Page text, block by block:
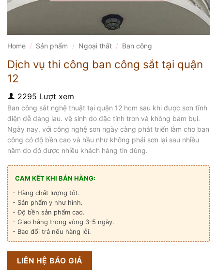
Home / Sản phẩm / Ngoại thất / Ban công
Dịch vụ thi công ban công sắt tại quận
12
2295 Lượt xem
Ban công sắt nghệ thuật tại quận 12 hcm sau khi được sơn tĩnh
điện dễ dàng lau. vệ sinh do đặc tính trơn và không bám bụi.
Ngày nay, với công nghệ sơn ngày càng phát triển làm cho ban
công có độ bền cao và hầu như không phải sơn lại sau nhiều
năm do đó được nhiều khách hàng tin dùng.
CAM KẾT KHI BÁN HÀNG:
- Hàng chất lượng tốt.
- Sản phẩm y như hình.
- Độ bền sản phẩm cao.
- Giao hàng trong vòng 3-5 ngày.
- Bao đổi trả nếu hàng lỗi.
LIÊN HỆ BÁO GIÁ